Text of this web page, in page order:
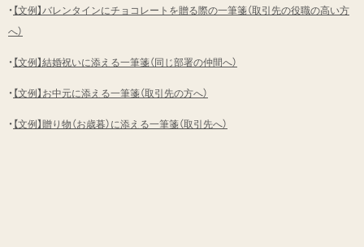
・ 【文例】バレンタインにチョコレートを贈る際の一筆箋（取引先の役職の高い方
へ）
・ 【文例】結婚祝いに添える一筆箋（同じ部署の仲間へ）
・ 【文例】お中元に添える一筆箋（取引先の方へ）
・ 【文例】贈り物（お歳暮）に添える一筆箋（取引先へ）